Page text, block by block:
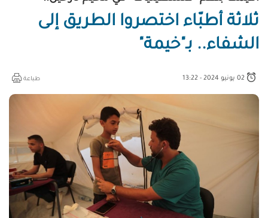
ثلاثة أطبّاء اختصروا الطريق إلى
الشفاء.. بـ"خيمة"
02 يونيو 2024 - 13:22 طباعة